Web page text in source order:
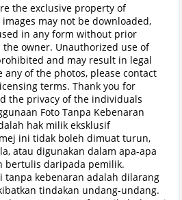
the exclusive property of
may not be downloaded,
in any form without prior
owner. Unauthorized use of
and may result in legal
any of the photos, please contact
terms. Thank you for
the privacy of the individuals
Foto Tanpa Kebenaran
hak milik eksklusif
ini tidak boleh dimuat turun,
atau digunakan dalam apa-apa
bertulis daripada pemilik.
tanpa kebenaran adalah dilarang
tindakan undang-undang.